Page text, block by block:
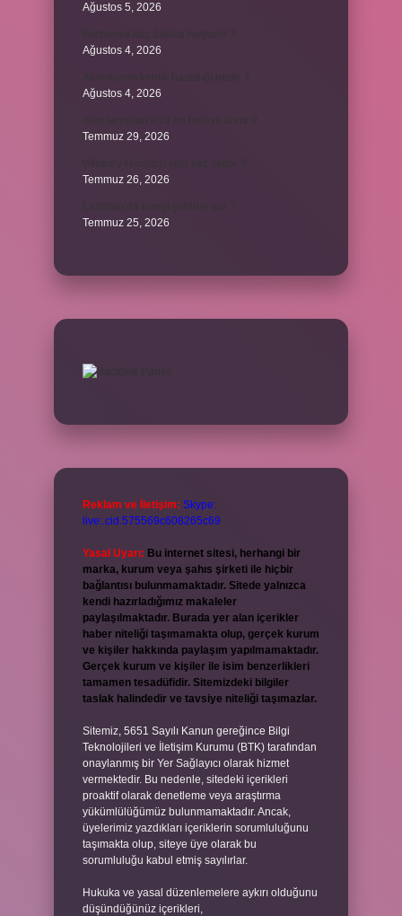
Ağustos 5, 2026
Ağustos 4, 2026
Ağustos 4, 2026
Temmuz 29, 2026
Temmuz 26, 2026
Temmuz 25, 2026
Reklam ve İletişim: Skype:
live:.cid.575569c608265c69
Yasal Uyarı: Bu internet sitesi, herhangi bir
marka, kurum veya şahıs şirketi ile hiçbir
bağlantısı bulunmamaktadır. Sitede yalnızca
kendi hazırladığımız makaleler
paylaşılmaktadır. Burada yer alan içerikler
haber niteliği taşımamakta olup, gerçek kurum
ve kişiler hakkında paylaşım yapılmamaktadır.
Gerçek kurum ve kişiler ile isim benzerlikleri
tamamen tesadüfidir. Sitemizdeki bilgiler
taslak halindedir ve tavsiye niteliği taşımazlar.
Sitemiz, 5651 Sayılı Kanun gereğince Bilgi
Teknolojileri ve İletişim Kurumu (BTK) tarafından
onaylanmış bir Yer Sağlayıcı olarak hizmet
vermektedir. Bu nedenle, sitedeki içerikleri
proaktif olarak denetleme veya araştırma
yükümlülüğümüz bulunmamaktadır. Ancak,
üyelerimiz yazdıkları içeriklerin sorumluluğunu
taşımakta olup, siteye üye olarak bu
sorumluluğu kabul etmiş sayılırlar.
Hukuka ve yasal düzenlemelere aykırı olduğunu
düşündüğünüz içerikleri,